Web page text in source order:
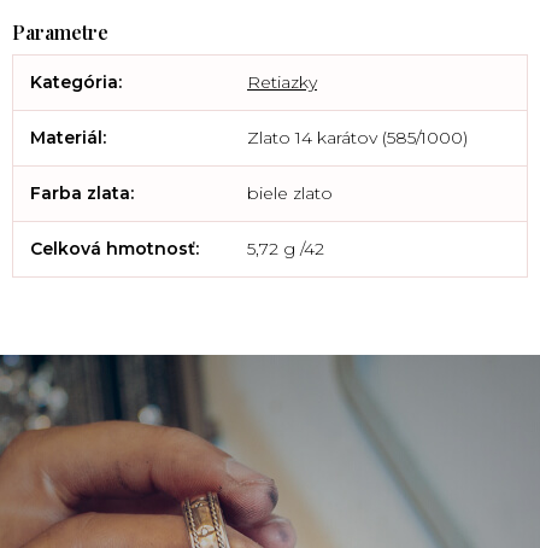
Kategória: Retiazky
Materiál: Zlato 14 karátov (585/1000)
Farba zlata: biele zlato
Celková hmotnosť: 5,72 g /42